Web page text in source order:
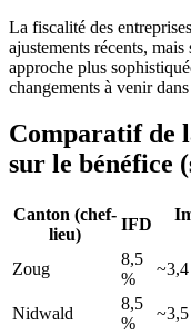
La fiscalité des
ajustements récents,
approche plus
changements à venir
Comparatif de
sur le bénéfice
Canton (chef-
lieu)
IFD
Zoug
8,5
%
Nidwald
8,5
%